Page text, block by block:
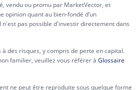
vendu ou promu par MarketVector, et
opinion quant au bien-fondé d’un
n'est pas possible d'investir directement dans
à des risques, y compris de perte en capital.
familier, veuillez vous référer à Glossaire
ne peut être reproduite sous quelque forme